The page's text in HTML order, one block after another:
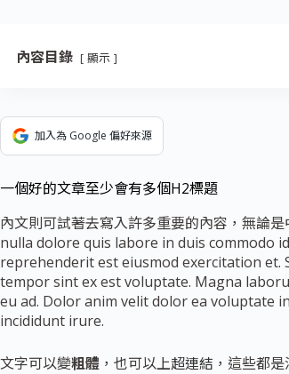
內容目錄 顯示
加入為 Google 偏好來源
一個好的文章至少會有多個H2標題
內文則可試著去寫入許多重要的內容，無論
nulla dolore quis labore in duis commodo
reprehenderit est eiusmod exercitation
tempor sint ex est voluptate. Magna
eu ad. Dolor anim velit dolor ea voluptate
incididunt irure.
文字可以變粗體 ，也可以上超連結 ，這些都